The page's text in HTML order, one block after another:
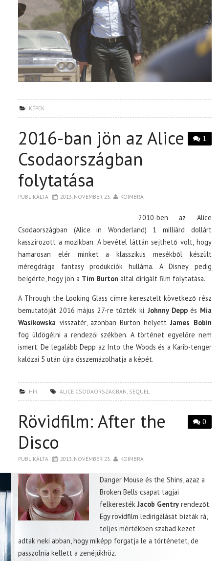
KÉPEK
1
2016-ban jön az Alice
Csodaországban
folytatása
PUBLIKÁLTA 2013. NOVEMBER 23. KOIMBRA
2010-ben az Alice
Csodaországban (Alice in Wonderland) 1 milliárd dollárt
kasszírozott a mozikban. A bevétel láttán sejthető volt, hogy
hamarosan elér minket a klasszikus mesékből készült
méregdrága fantasy produkciók hulláma. A Disney pedig
beígérte, hogy jön a Tim Burton által dirigált film folytatása.
A Through the Looking Glass címre keresztelt következő rész
bemutatóját 2016 május 27-re tűzték ki.Johnny Deppés Mia
Wasikowska visszatér, azonban Burton helyettJames Bobin
fog üldögélni a rendezői székben. A történet egyelőre nem
ismert. De legalább Depp az Into the Woods és a Karib-tenger
kalózai 5 után újra összemázolhatja a képét.
HÍR ALICE CSODAORSZÁGBAN SEQUEL
0
Rövidfilm: After the
Disco
PUBLIKÁLTA 2013. NOVEMBER 23. KOIMBRA
Danger Mouse és the Shins, azaz a
Broken Bells csapat tagjai
felkeresték Jacob Gentry rendezőt.
Egy rövidfilm ledirigálását bízták rá,
teljes mértékben szabad kezet
adtak neki abban, hogy miképp forgatja le a történetet, de
passzolnia kellett a zenéjükhöz.